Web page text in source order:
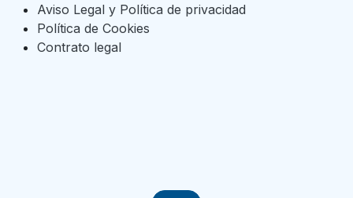
Aviso Legal y Política de privacidad
Política de Cookies
Contrato legal